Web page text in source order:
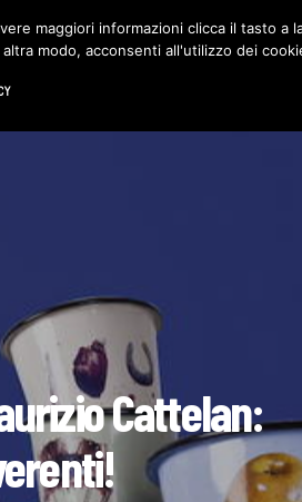
CHI SIAMO CONTATTI
Cattelan:
maggiori informazioni clicca il tasto a
modo, acconsenti all'utilizzo dei